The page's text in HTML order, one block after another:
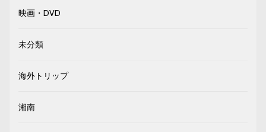
映画・DVD
未分類
海外トリップ
湘南